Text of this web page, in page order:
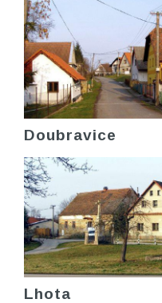
Doubravice
Lhota